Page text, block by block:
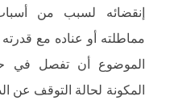
إنقضائه لسبب من
مماطلته أو عناده مع
الموضوع أن تفصل في
المكونة لحالة التوقف عن